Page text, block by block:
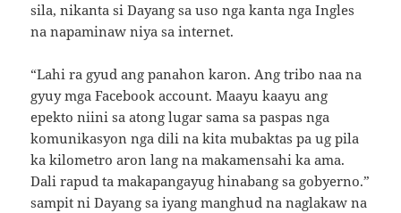
sila, nikanta si Dayang sa uso nga kanta nga Ingles
na napaminaw niya sa internet.
“Lahi ra gyud ang panahon karon. Ang tribo naa na
gyuy mga Facebook account. Maayu kaayu ang
epekto niini sa atong lugar sama sa paspas nga
komunikasyon nga dili na kita mubaktas pa ug pila
ka kilometro aron lang na makamensahi ka ama.
Dali rapud ta makapangayug hinabang sa gobyerno.”
sampit ni Dayang sa iyang manghud na naglakaw na